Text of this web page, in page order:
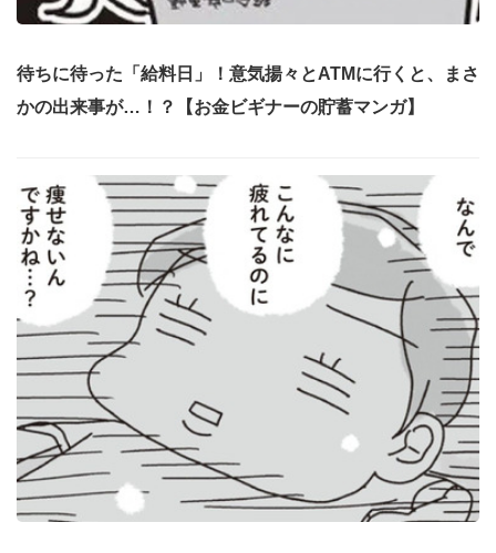
待ちに待った「給料日」！意気揚々とATMに行くと、まさ
かの出来事が…！？【お金ビギナーの貯蓄マンガ】